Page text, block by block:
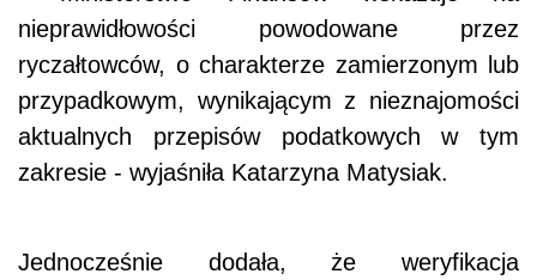
nieprawidłowości powodowane przez
ryczałtowców, o charakterze zamierzonym lub
przypadkowym, wynikającym z nieznajomości
aktualnych przepisów podatkowych w tym
zakresie - wyjaśniła Katarzyna Matysiak.
Jednocześnie dodała, że weryfikacja